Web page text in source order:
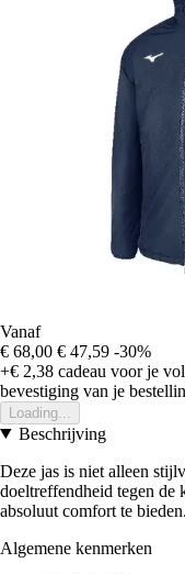
Vanaf
€ 68,00 € 47,59 -30%
+€ 2,38 cadeau voor je
bevestiging van je
Loading...
Beschrijving
Deze jas is niet alleen
doeltreffendheid tegen de
absoluut comfort te bieden.
Algemene kenmerken